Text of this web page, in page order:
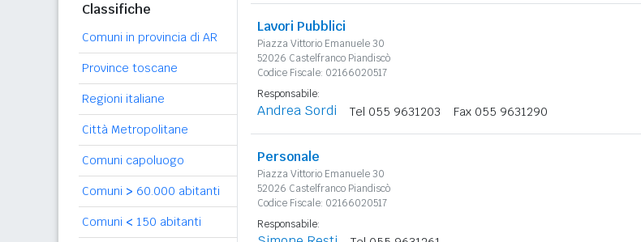
Classifiche
Comuni in provincia di AR
Province toscane
Regioni italiane
Città Metropolitane
Comuni capoluogo
Comuni > 60.000 abitanti
Comuni < 150 abitanti
Lavori Pubblici
Piazza Vittorio Emanuele 30
52026 Castelfranco Piandiscò
Codice Fiscale: 02166020517
Responsabile:
Andrea Sordi Tel 055 9631203 Fax 055 9631290
Personale
Piazza Vittorio Emanuele 30
52026 Castelfranco Piandiscò
Codice Fiscale: 02166020517
Responsabile: